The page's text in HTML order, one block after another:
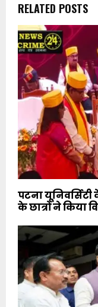
RELATED POSTS
पटना यूनिवर्सिटी
के छात्रों ने किया